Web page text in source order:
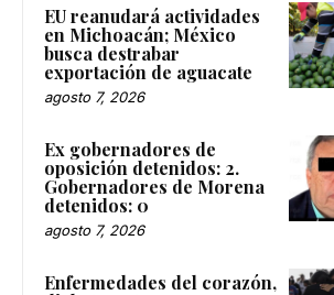
EU reanudará actividades
en Michoacán; México
busca destrabar
exportación de aguacate
agosto 7, 2026
Ex gobernadores de
oposición detenidos: 2.
Gobernadores de Morena
detenidos: 0
agosto 7, 2026
Enfermedades del corazón,